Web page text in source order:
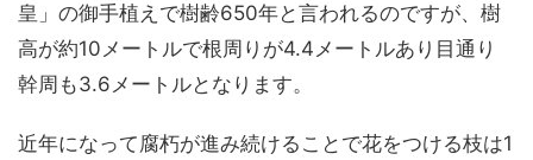
皇」の御手植えで樹齢650年と言われるのですが、樹
高が約10メートルで根周りが4.4メートルあり目通り
幹周も3.6メートルとなります。
近年になって腐朽が進み続けることで花をつける枝は1